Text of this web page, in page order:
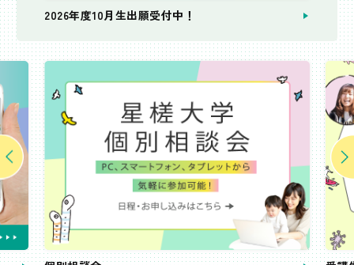
2026年度10月生出願受付中！